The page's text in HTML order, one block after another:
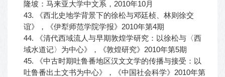
隆坡：马来亚大学中文系，2010年10月
43. 《西北史地学背景下的徐松与邓廷桢、林则徐交
谊》，《伊犁师范学院学报》2010年第4期
44. 《清代西域流人与早期敦煌学研究：以徐松与〈西
域水道记〉为中心》，《敦煌研究》2010年第5期
45. 《中古时期吐鲁番地区汉文文学的传播与接受：以
吐鲁番出土文书为中心》，《中国社会科学》2010年第